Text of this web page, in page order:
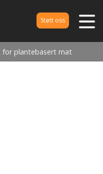
Støtt oss
for plantebasert mat